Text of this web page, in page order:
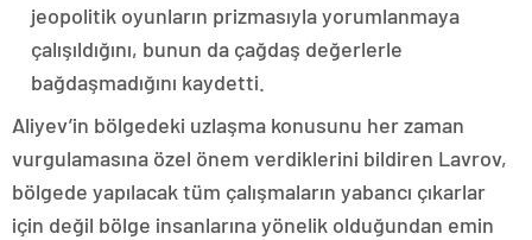
jeopolitik oyunların prizmasıyla yorumlanmaya
çalışıldığını, bunun da çağdaş değerlerle
bağdaşmadığını kaydetti.
Aliyev’in bölgedeki uzlaşma konusunu her zaman
vurgulamasına özel önem verdiklerini bildiren Lavrov,
bölgede yapılacak tüm çalışmaların yabancı çıkarlar
için değil bölge insanlarına yönelik olduğundan emin